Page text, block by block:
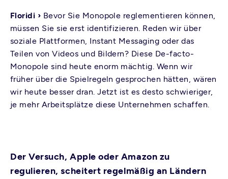
Floridi › Bevor Sie Monopole reglementieren können,
müssen Sie sie erst identifizieren. Reden wir über
soziale Plattformen, Instant Messaging oder das
Teilen von Videos und Bildern? Diese De-facto-
Monopole sind heute enorm mächtig. Wenn wir
früher über die Spielregeln gesprochen hätten, wären
wir heute besser dran. Jetzt ist es desto schwieriger,
je mehr Arbeitsplätze diese Unternehmen schaffen.
Der Versuch, Apple oder Amazon zu
regulieren, scheitert regelmäßig an Ländern